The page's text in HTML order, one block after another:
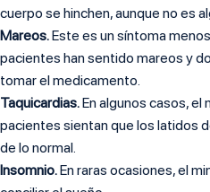
cuerpo se hinchen, aunque no es
Mareos.Este es un síntoma
pacientes han sentido mareos y
tomar el medicamento.
Taquicardias.En algunos casos, el
pacientes sientan que los latidos
de lo normal.
Insomnio.En raras ocasiones, el